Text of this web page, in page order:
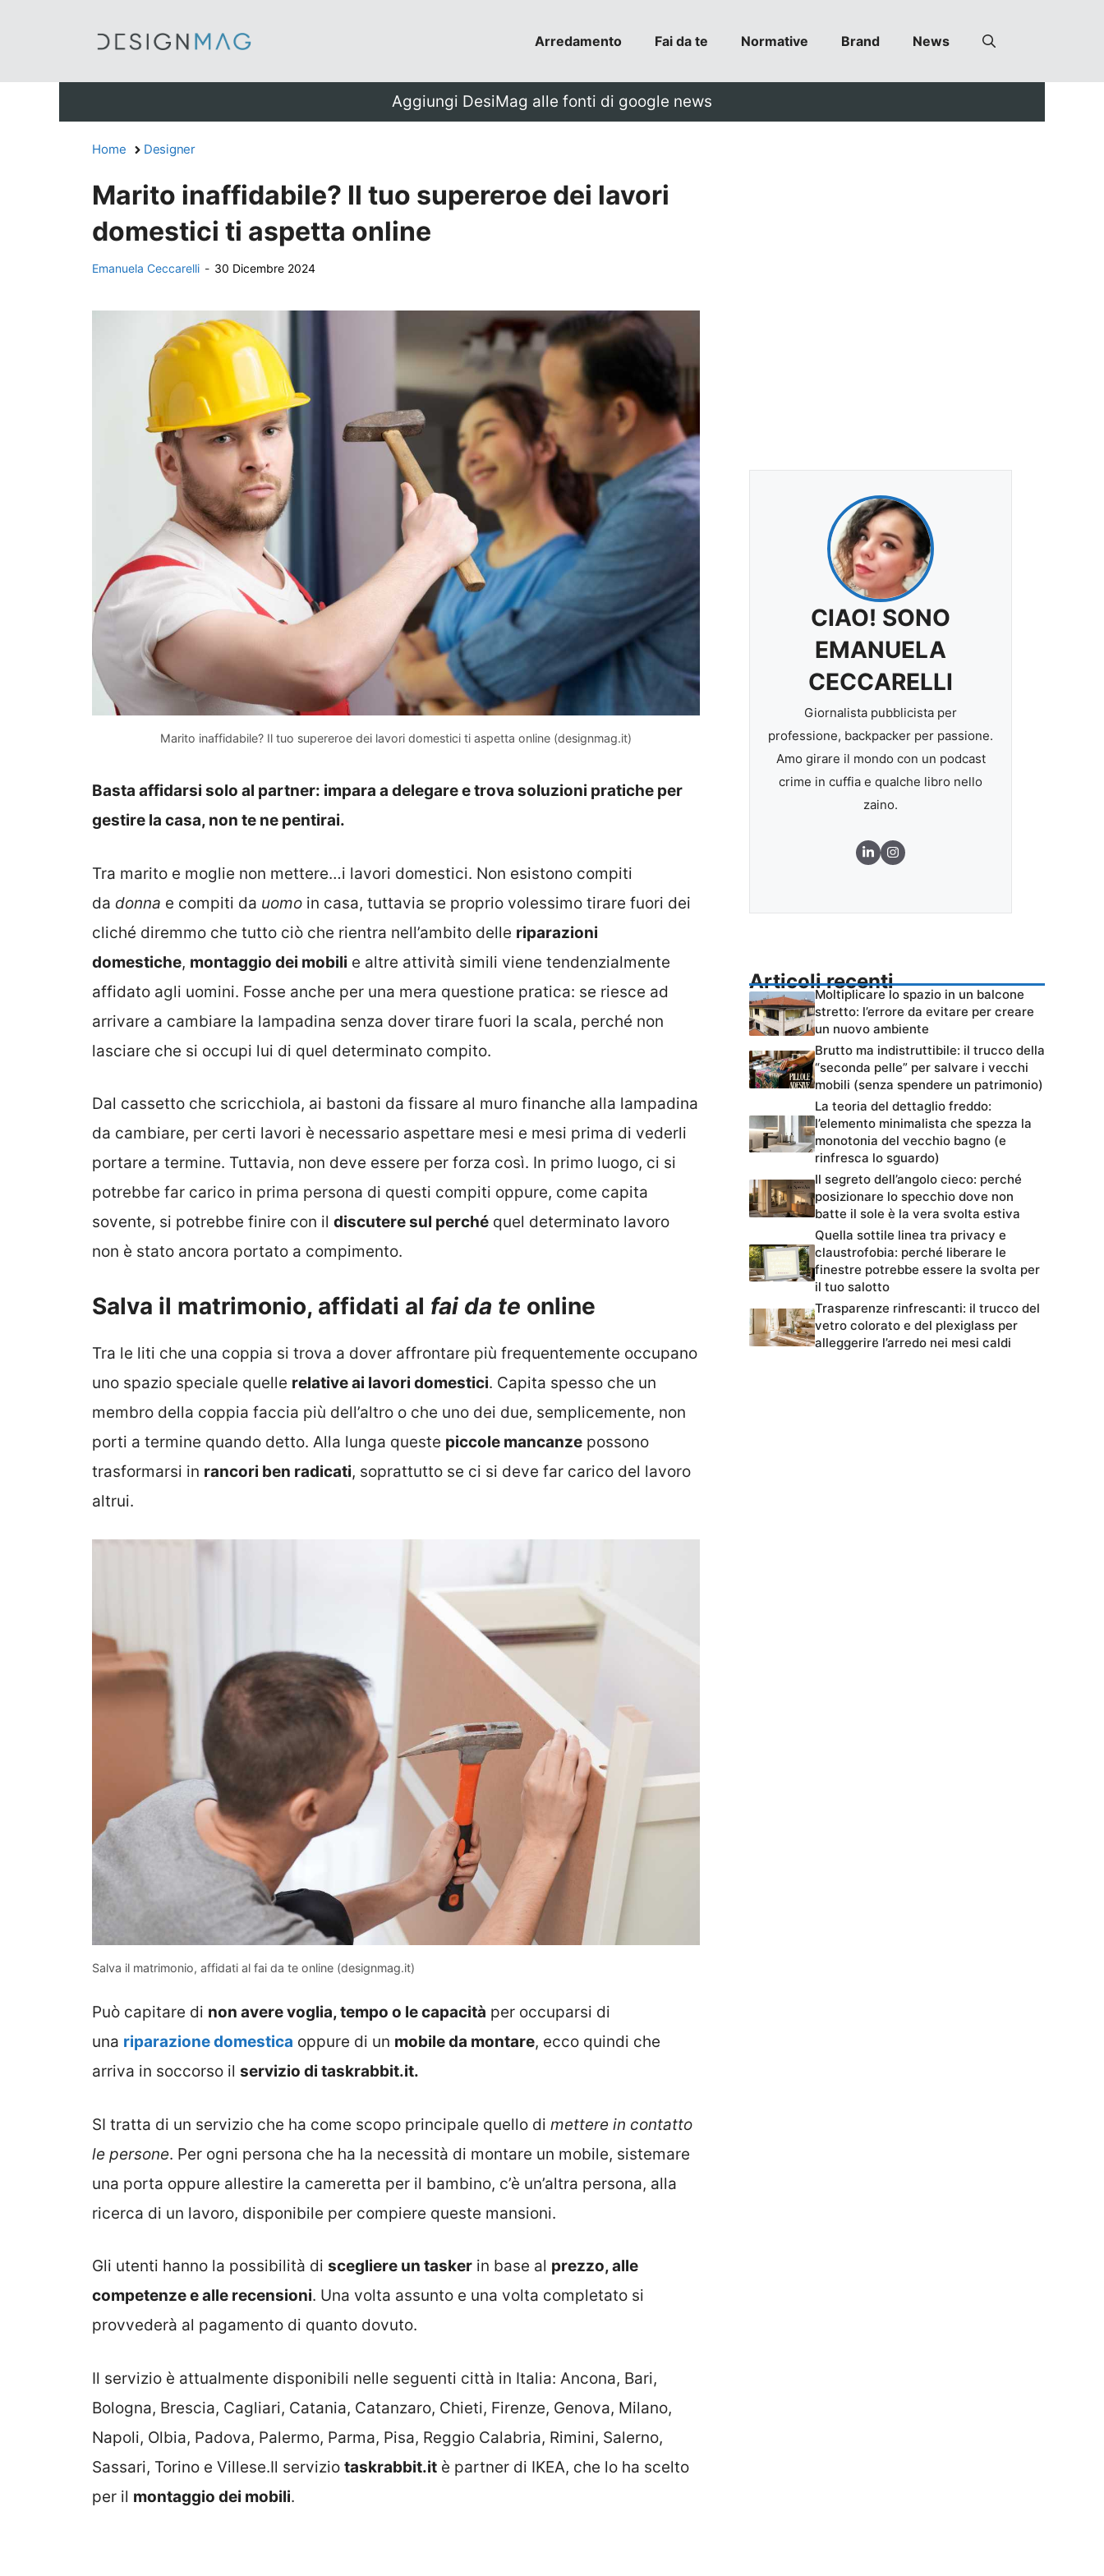
Arredamento Fai da te Normative Brand News
Aggiungi DesiMag alle fonti di google news
Home Designer
Marito inaffidabile? Il tuo supereroe dei lavori
domestici ti aspetta online
Emanuela Ceccarelli - 30 Dicembre 2024
Marito inaffidabile? Il tuo supereroe dei lavori domestici ti aspetta online (designmag.it)
Basta affidarsi solo al partner: impara a delegare e trova soluzioni pratiche per
gestire la casa, non te ne pentirai.
Tra marito e moglie non mettere…i lavori domestici. Non esistono compiti
da donna e compiti da uomo in casa, tuttavia se proprio volessimo tirare fuori dei
cliché diremmo che tutto ciò che rientra nell’ambito delle riparazioni
domestiche, montaggio dei mobili e altre attività simili viene tendenzialmente
affidato agli uomini. Fosse anche per una mera questione pratica: se riesce ad
arrivare a cambiare la lampadina senza dover tirare fuori la scala, perché non
lasciare che si occupi lui di quel determinato compito.
Dal cassetto che scricchiola, ai bastoni da fissare al muro finanche alla lampadina
da cambiare, per certi lavori è necessario aspettare mesi e mesi prima di vederli
portare a termine. Tuttavia, non deve essere per forza così. In primo luogo, ci si
potrebbe far carico in prima persona di questi compiti oppure, come capita
sovente, si potrebbe finire con il discutere sul perché quel determinato lavoro
non è stato ancora portato a compimento.
Salva il matrimonio, affidati al fai da te online
Tra le liti che una coppia si trova a dover affrontare più frequentemente occupano
uno spazio speciale quelle relative ai lavori domestici. Capita spesso che un
membro della coppia faccia più dell’altro o che uno dei due, semplicemente, non
porti a termine quando detto. Alla lunga queste piccole mancanze possono
trasformarsi in rancori ben radicati, soprattutto se ci si deve far carico del lavoro
altrui.
Salva il matrimonio, affidati al fai da te online (designmag.it)
Può capitare di non avere voglia, tempo o le capacità per occuparsi di
una riparazione domestica oppure di un mobile da montare, ecco quindi che
arriva in soccorso il servizio di taskrabbit.it.
SI tratta di un servizio che ha come scopo principale quello di mettere in contatto
le persone. Per ogni persona che ha la necessità di montare un mobile, sistemare
una porta oppure allestire la cameretta per il bambino, c’è un’altra persona, alla
ricerca di un lavoro, disponibile per compiere queste mansioni.
Gli utenti hanno la possibilità di scegliere un tasker in base al prezzo, alle
competenze e alle recensioni. Una volta assunto e una volta completato si
provvederà al pagamento di quanto dovuto.
Il servizio è attualmente disponibili nelle seguenti città in Italia: Ancona, Bari,
Bologna, Brescia, Cagliari, Catania, Catanzaro, Chieti, Firenze, Genova, Milano,
Napoli, Olbia, Padova, Palermo, Parma, Pisa, Reggio Calabria, Rimini, Salerno,
Sassari, Torino e Villese.Il servizio taskrabbit.it è partner di IKEA, che lo ha scelto
per il montaggio dei mobili.
CIAO! SONO
EMANUELA
CECCARELLI
Giornalista pubblicista per
professione, backpacker per passione.
Amo girare il mondo con un podcast
crime in cuffia e qualche libro nello
zaino.
Articoli recenti
Moltiplicare lo spazio in un balcone
stretto: l’errore da evitare per creare
un nuovo ambiente
Brutto ma indistruttibile: il trucco della
“seconda pelle” per salvare i vecchi
mobili (senza spendere un patrimonio)
La teoria del dettaglio freddo:
l’elemento minimalista che spezza la
monotonia del vecchio bagno (e
rinfresca lo sguardo)
Il segreto dell’angolo cieco: perché
posizionare lo specchio dove non
batte il sole è la vera svolta estiva
Quella sottile linea tra privacy e
claustrofobia: perché liberare le
finestre potrebbe essere la svolta per
il tuo salotto
Trasparenze rinfrescanti: il trucco del
vetro colorato e del plexiglass per
alleggerire l’arredo nei mesi caldi